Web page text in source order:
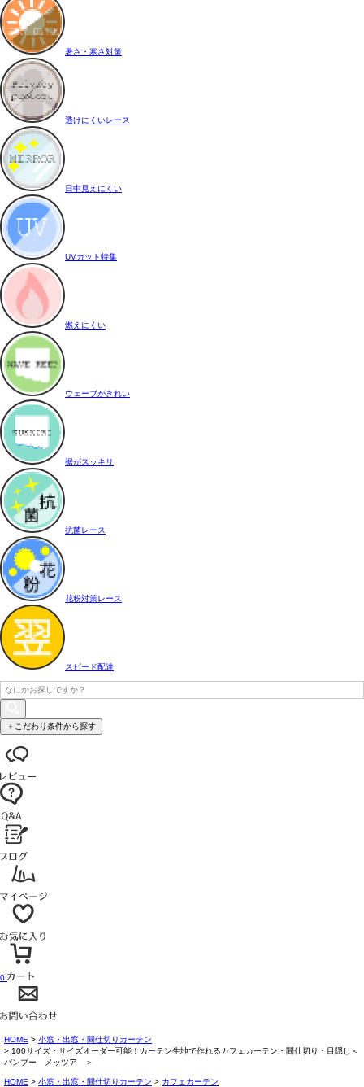
暑さ・寒さ対策
透けにくいレース
日中見えにくい
UVカット特集
燃えにくい
ウェーブがきれい
裾がスッキリ
抗菌レース
花粉対策レース
スピード配達
＋こだわり条件から探す
0
HOME
小窓・出窓・間仕切りカーテン
100サイズ・サイズオーダー可能！カーテン生地で作れるカフェカーテン・間仕切り・目隠し＜
バンブー メッツア ＞
HOME 小窓・出窓・間仕切りカーテン
カフェカーテン